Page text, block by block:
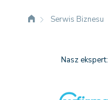
Serwis Biznesu
Nasz ekspert: